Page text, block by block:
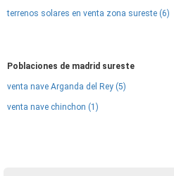
terrenos solares en venta zona sureste (6)
Poblaciones de madrid sureste
venta nave Arganda del Rey (5)
venta nave chinchon (1)